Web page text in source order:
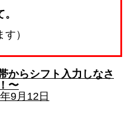
）
からシフト入力しなさ
〜
9月12日